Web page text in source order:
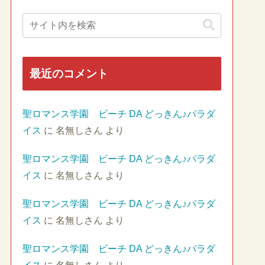
最近のコメント
聖ロマンス学園 ビーチ DA どっきん♪パラダ
イス に 名無しさん より
聖ロマンス学園 ビーチ DA どっきん♪パラダ
イス に 名無しさん より
聖ロマンス学園 ビーチ DA どっきん♪パラダ
イス に 名無しさん より
聖ロマンス学園 ビーチ DA どっきん♪パラダ